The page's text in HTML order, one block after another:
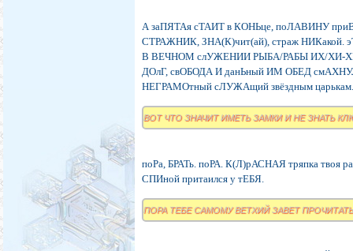
А заПЯТАя сТАИТ в КОНЬце, поЛАВИНУ
СТРАЖНИК, ЗНА(К)чит(ай), страж НИКакой.
В ВЕЧНОМ слУЖЕНИИ РЫБА/РАБЫ ИХ/ХИ-
ДОлГ, свОБОДА И данЬный ИМ ОБЕД
НЕГРАМОтный сЛУЖАщий звёздным
ВОТ ЧТО ЗНАЧИТ ИМЕТЬ ЗАМКИ И НЕ ЗНАТЬ
поРа, БРАТь. поРА. К(Л)рАСНАЯ тряпка твоя
СПИной притаился у тЕБЯ.
ПОРА ТЕБЕ САМОМУ ВЕТХИЙ ЗАВЕТ